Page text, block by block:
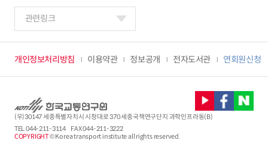
개인정보처리방침 이용약관 정보공개 전자도서관 연회원신청
관련링크
(우)30147 세종특별자치시 시청대로 370 세종국책연구단지 과학인프라동(B)
TEL044-211-3114
FAX 044-211-3222
COPYRIGHT© Korea transport institute all rights reserved.